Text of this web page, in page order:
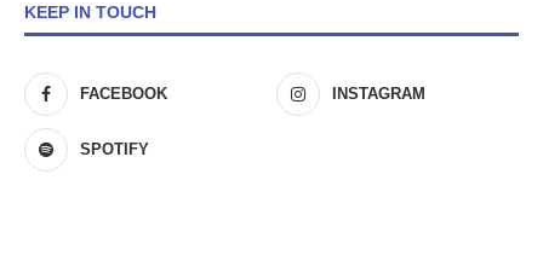
KEEP IN TOUCH
FACEBOOK INSTAGRAM
SPOTIFY